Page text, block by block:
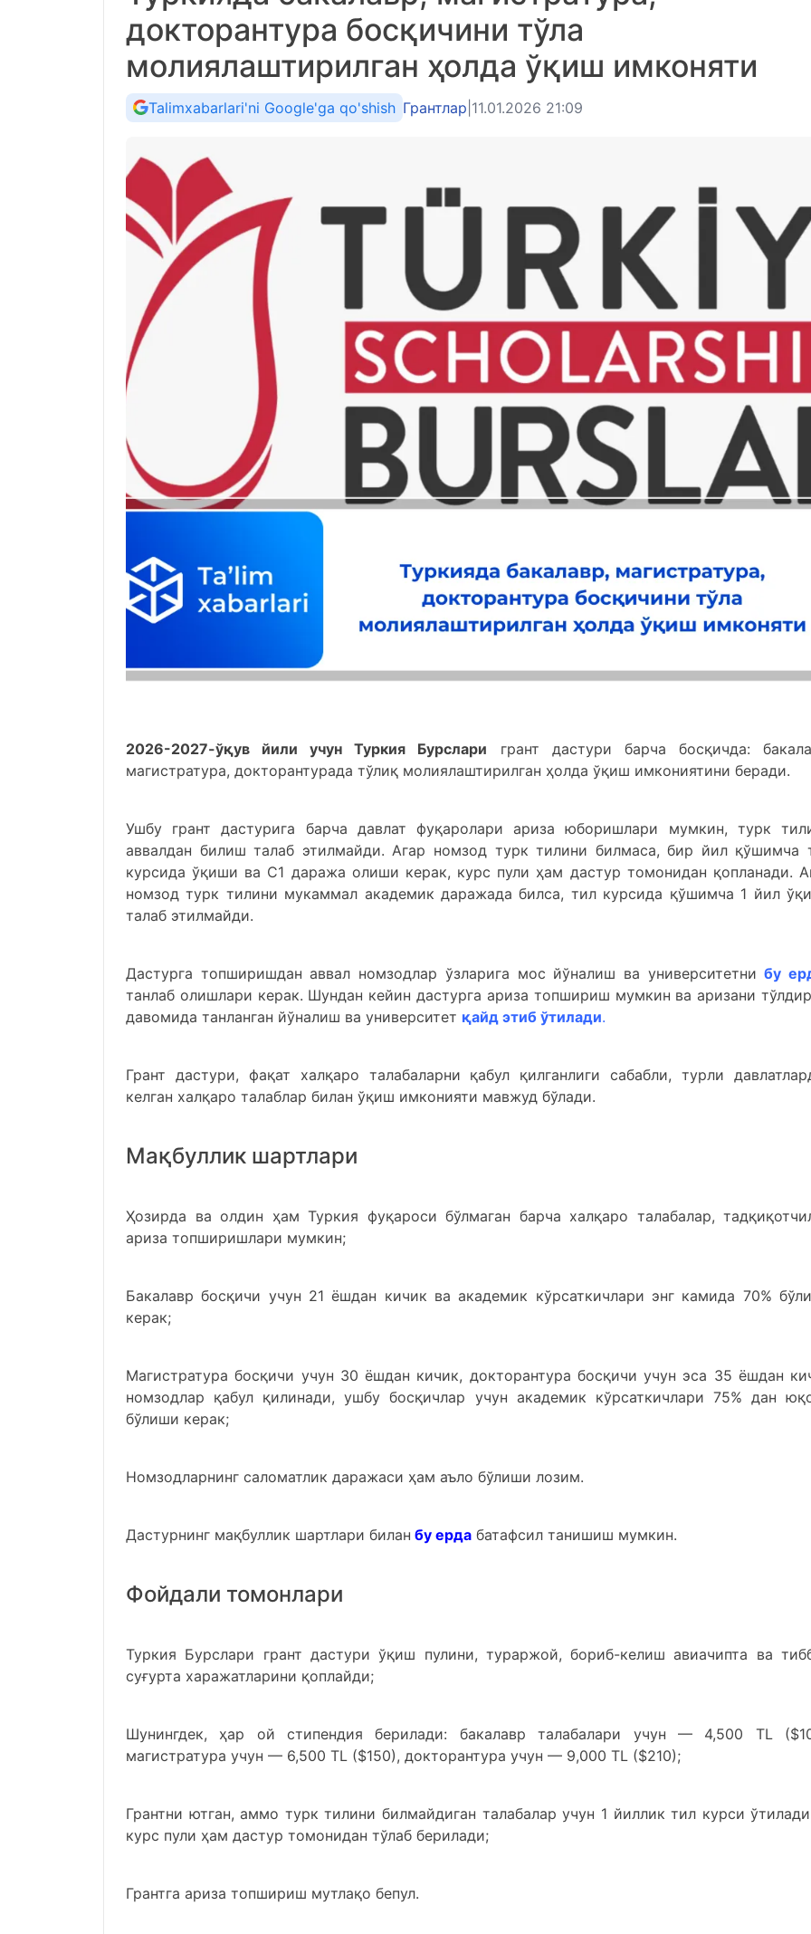
докторантура босқичини тўла
молиялаштирилган ҳолда ўқиш имконяти
Talimxabarlari'ni Google'ga qo'shish Грантлар 11.01.2026 21:09
2026-2027-ўқув йили учун Туркия Бурслари грант дастури барча босқичда:
магистратура, докторантурада тўлиқ молиялаштирилган ҳолда ўқиш имкониятини беради.
Ушбу грант дастурига барча давлат фуқаролари ариза юборишлари мумкин, турк
аввалдан билиш талаб этилмайди. Агар номзод турк тилини билмаса, бир йил қўшимча
курсида ўқиши ва C1 даража олиши керак, курс пули ҳам дастур томонидан қопланади.
номзод турк тилини мукаммал академик даражада билса, тил курсида қўшимча 1 йил
талаб этилмайди.
Дастурга топширишдан аввал номзодлар ўзларига мос йўналиш ва университетнибу
танлаб олишлари керак. Шундан кейин дастурга ариза топшириш мумкин ва аризани
давомида танланган йўналиш ва университет қайд этиб ўтилади.
Грант дастури, фақат халқаро талабаларни қабул қилганлиги сабабли, турли
келган халқаро талаблар билан ўқиш имконияти мавжуд бўлади.
Мақбуллик шартлари
Ҳозирда ва олдин ҳам Туркия фуқароси бўлмаган барча халқаро талабалар,
ариза топширишлари мумкин;
Бакалавр босқичи учун 21 ёшдан кичик ва академик кўрсаткичлари энг камида 70%
керак;
Магистратура босқичи учун 30 ёшдан кичик, докторантура босқичи учун эса 35 ёшдан
номзодлар қабул қилинади, ушбу босқичлар учун академик кўрсаткичлари 75% дан
бўлиши керак;
Номзодларнинг саломатлик даражаси ҳам аъло бўлиши лозим.
Дастурнинг мақбуллик шартлари билан бу ерда батафсил танишиш мумкин.
Фойдали томонлари
Туркия Бурслари грант дастури ўқиш пулини, тураржой, бориб-келиш авиачипта ва
суғурта харажатларини қоплайди;
Шунингдек, ҳар ой стипендия берилади: бакалавр талабалари учун — 4,500 TL
магистратура учун — 6,500 ТL ($150), докторантура учун — 9,000 ТL ($210);
Грантни ютган, аммо турк тилини билмайдиган талабалар учун 1 йиллик тил курси
курс пули ҳам дастур томонидан тўлаб берилади;
Грантга ариза топшириш мутлақо бепул.